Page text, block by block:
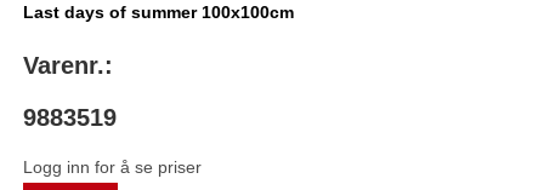
Last days of summer 100x100cm
Varenr.:
9883519
Logg inn for å se priser